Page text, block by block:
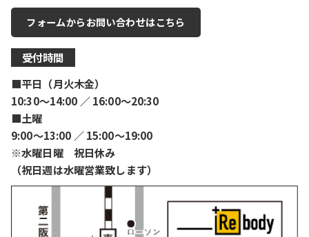
フォームからお問い合わせはこちら
受付時間
■平日（月火木金）
10:30〜14:00 ／ 16:00〜20:30
■土曜
9:00〜13:00 ／ 15:00〜19:00
※水曜日曜 祝日休み
（祝日週は水曜営業致します）